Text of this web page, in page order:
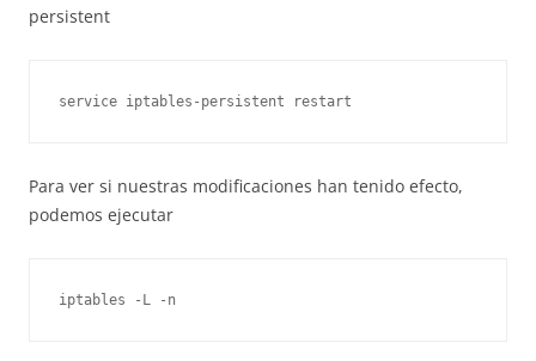
persistent
service iptables-persistent restart
Para ver si nuestras modificaciones han tenido efecto,
podemos ejecutar
iptables -L -n